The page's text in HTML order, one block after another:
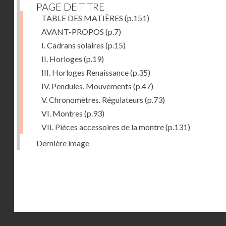
PAGE DE TITRE
TABLE DES MATIÈRES (p.151)
AVANT-PROPOS (p.7)
I. Cadrans solaires (p.15)
II. Horloges (p.19)
III. Horloges Renaissance(p.35)
IV. Pendules. Mouvements (p.47)
V. Chronomètres. Régulateurs (p.73)
VI. Montres (p.93)
VII. Pièces accessoires de la montre(p.131)
Dernière image